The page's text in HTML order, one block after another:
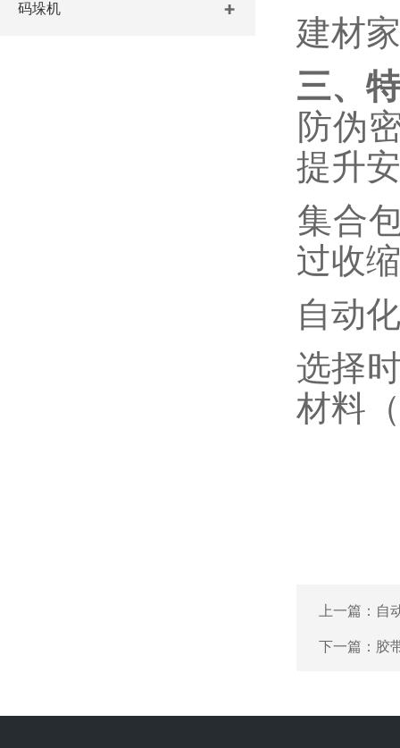
码垛机
建材
三、
防伪
提升
集合
过收
自动
选择
材料
上一篇： 自
下一篇： 胶